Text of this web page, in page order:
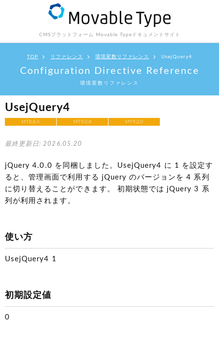
CMSプラットフォーム Movable Type ドキュメントサイト
TOP リファレンス 環境変数リファレンス UsejQuery4
Configuration Directive Reference
環境変数リファレンス
UsejQuery4
MT8.8.4 MT9.0.8 MT9.2.0
最終更新日: 2026.05.20
jQuery 4.0.0 を同梱しました。UsejQuery4 に 1 を設定す
ると、管理画面で利用する jQuery のバージョンを 4 系列
に切り替えることができます。 初期状態では jQuery 3 系
列が利用されます。
使い方
UsejQuery4 1
初期設定値
0